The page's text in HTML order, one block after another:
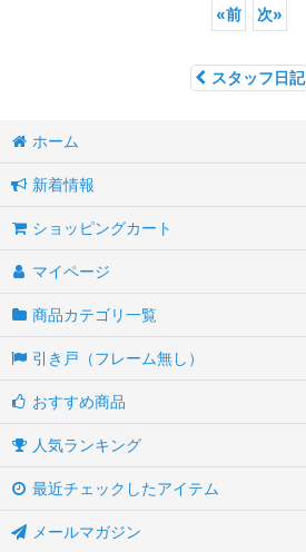
«前 次»
スタッフ日記
ホーム
新着情報
ショッピングカート
マイページ
商品カテゴリ一覧
引き戸（フレーム無し）
おすすめ商品
人気ランキング
最近チェックしたアイテム
メールマガジン